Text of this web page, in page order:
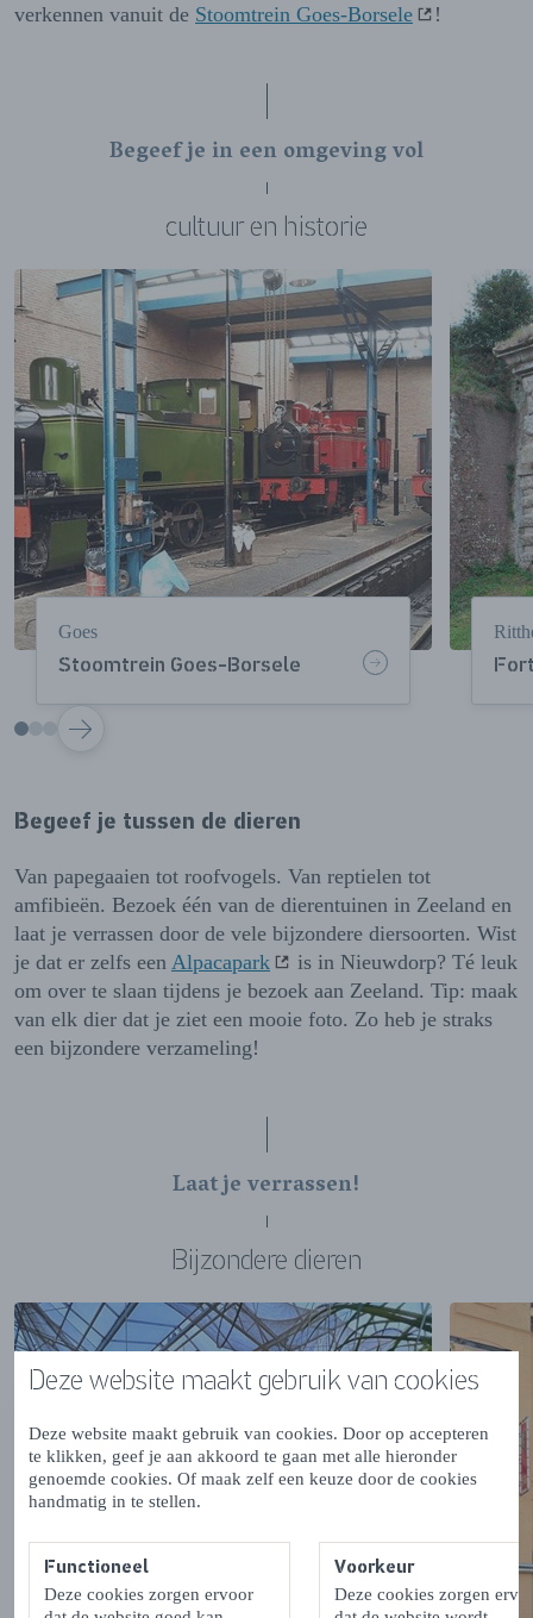
Deze website maakt gebruik van cookies
Deze website maakt gebruik van cookies. Door op accepteren
te klikken, geef je aan akkoord te gaan met alle hieronder
genoemde cookies. Of maak zelf een keuze door de cookies
handmatig in te stellen.
Functioneel
Deze cookies zorgen ervoor
Voorkeur
Deze cookies zorgen
verkennen vanuit de Stoomtrein Goes-Borsele !
Begeef je in een omgeving vol
cultuur en historie
Stoomtrein Goes-Borsele
Goes
VOLGENDE
Begeef je tussen de dieren
Van papegaaien tot roofvogels. Van reptielen tot
amfibieën. Bezoek één van de dierentuinen in Zeeland en
laat je verrassen door de vele bijzondere diersoorten. Wist
je dat er zelfs een Alpacapark
is in Nieuwdorp? Té leuk
om over te slaan tijdens je bezoek aan Zeeland. Tip: maak
van elk dier dat je ziet een mooie foto. Zo heb je straks
een bijzondere verzameling!
Laat je verrassen!
Bijzondere dieren